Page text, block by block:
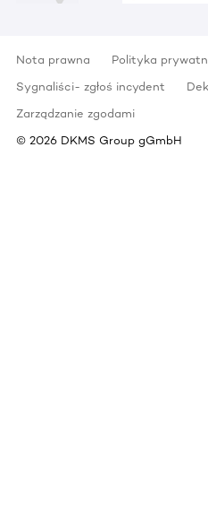
Nota prawna Polityka
Sygnaliści- zgłoś incydent
Zarządzanie zgodami
© 2026 DKMS Group gGmbH